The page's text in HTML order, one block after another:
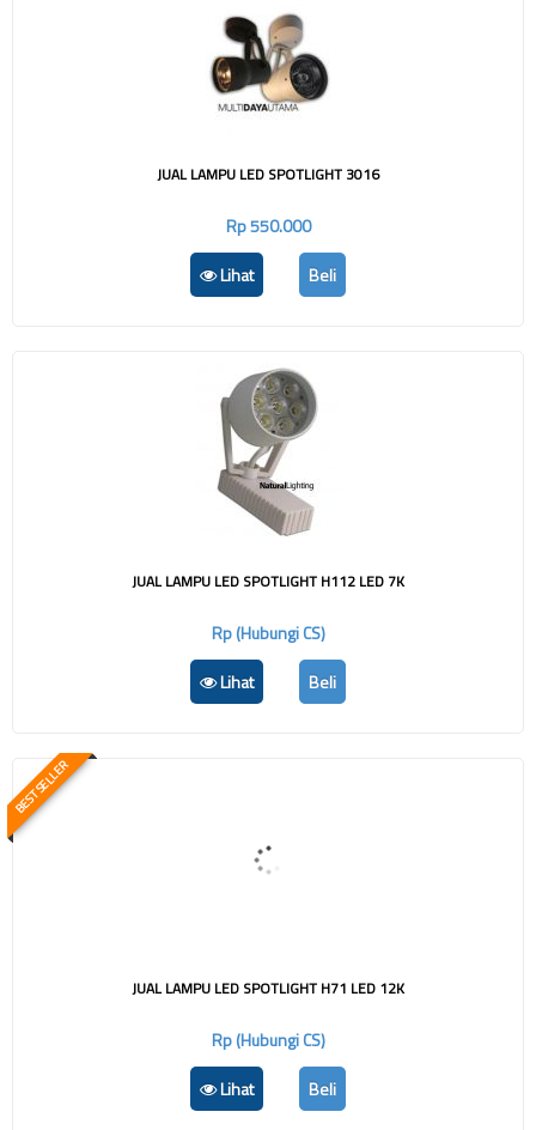
JUAL LAMPU LED SPOTLIGHT 3016
Rp 550.000
Lihat
Beli
JUAL LAMPU LED SPOTLIGHT H112 LED 7K
Rp (Hubungi CS)
Lihat
Beli
BEST SELLER
JUAL LAMPU LED SPOTLIGHT H71 LED 12K
Rp (Hubungi CS)
Lihat
Beli